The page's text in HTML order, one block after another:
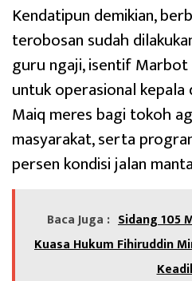
Kendatipun demikian,
terobosan sudah
guru ngaji, isentif
untuk operasional
Maiq meres bagi tokoh
masyarakat, serta
persen kondisi jalan
Baca Juga : Sidang 105
Kuasa Hukum Fihiruddin